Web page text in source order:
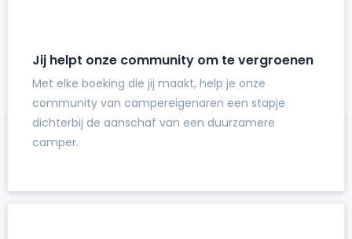
Jij helpt onze community om te vergroenen
Met elke boeking die jij maakt, help je onze
community van campereigenaren een stapje
dichterbij de aanschaf van een duurzamere
camper.